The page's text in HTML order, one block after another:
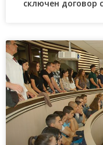
сключен договор